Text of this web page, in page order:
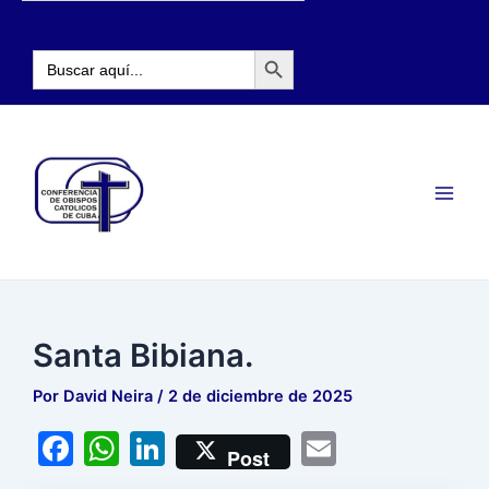
contenido
Buscar: Botón de búsqueda
Santa Bibiana.
Por David Neira/ 2 de diciembre de 2025
F
W Li
Post
entradas